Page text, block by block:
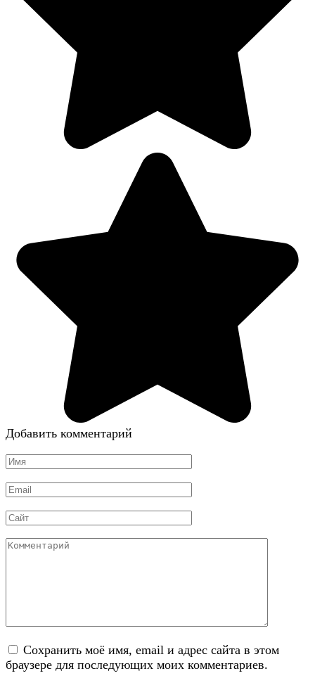
Добавить комментарий
Имя
Email
Сайт
Комментарий
Сохранить моё имя, email и адрес сайта в этом
браузере для последующих моих комментариев.